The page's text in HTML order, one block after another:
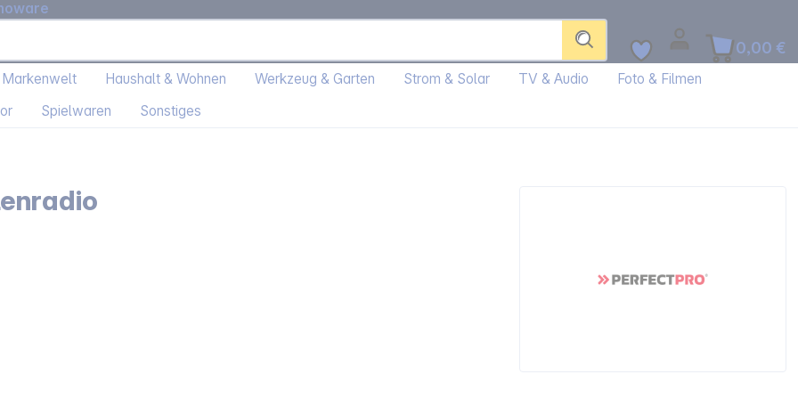
0,00 €
Haushalt & Wohnen Werkzeug & Garten Strom & Solar TV & Audio
Foto & Filmen
Spielwaren Sonstiges